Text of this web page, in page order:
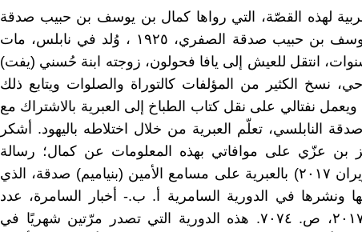
لهذه القصّة، التي رواها كمال بن يوسف بن حبيب صدقة
الصباحي (تميم بن يوسف بن حبيب صدقة الصفري، ١٩٢٥ ، وُلد في نابلس، مات
انتقل للعيش إلى يافا فحولون، زوجته ابنة حُسني (يفت)
نسخ الكثير من المؤلفات كالتوراة والصلوات ويتابع ذلك
ويعمل نفتالي على نقل كتاب الطباخ إلى العبرية بالاشتراك مع
النابلسي، تعلّم العبرية من خلال اختلاطه باليهود. أشكر
بن عزّي على موافاتي بهذه المعلومات عن كمال؛ رسالة
إلكترونية في ١٠ حزيران ٢٠١٧) بالعبرية على مسامع الأمين (بنياميم) صدقة، الذي
ونشرها في الدورية السامرية أ. ب.- أخبار السامرة، عدد
١٢٣٦١٢٣٧، ١ أيّار ٢٠١٧، ص. ٧٠٧٤. هذه الدورية التي تصدر مرّتين شهريًا في